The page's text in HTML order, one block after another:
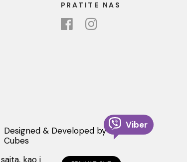
Viber
PRATITE NAS
Designed & Developed by
Cubes
kao i